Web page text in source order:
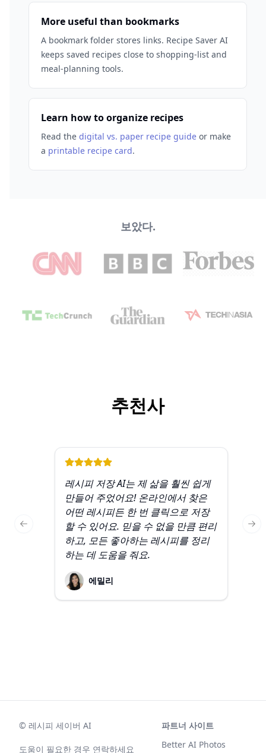
More useful than bookmarks
A bookmark folder stores links. Recipe Saver AI
keeps saved recipes close to shopping-list and
meal-planning tools.
Learn how to organize recipes
Read the digital vs. paper recipe guide or make
a printable recipe card.
보았다.
추천사
레시피 저장 AI는 제 삶을 훨씬 쉽게
만들어 주었어요! 온라인에서 찾은
어떤 레시피든 한 번 클릭으로 저장
할 수 있어요. 믿을 수 없을 만큼 편리
하고, 모든 좋아하는 레시피를 정리
하는 데 도움을 줘요.
에밀리
Previous slide
© 레시피 세이버 AI
도움이 필요한 경우 연락하세요
파트너 사이트
Better AI Photos